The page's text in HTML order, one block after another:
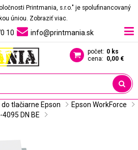
Printmania, s.r.o." je spolufinancovaný
úniou. Zobraziť viac.
10 info@printmania.sk
počet: 0 ks
cena: 0,00 €
tlačiarne Epson
Epson WorkForce
DN BE